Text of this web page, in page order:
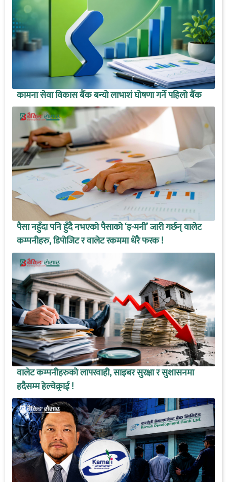
कामना सेवा विकास बैंक बन्यो लाभाशं घोषणा गर्ने पहिलो बैंक
पैसा नहुँदा पनि हुँदै नभएको पैसाको ‘इ-मनी’ जारी गर्छन् वालेट
कम्पनीहरु, डिपोजिट र वालेट रकममा धेरै फरक !
वालेट कम्पनीहरुको लापरवाही, साइबर सुरक्षा र सुशासनमा
हदैसम्म हेल्चेक्र्राई !